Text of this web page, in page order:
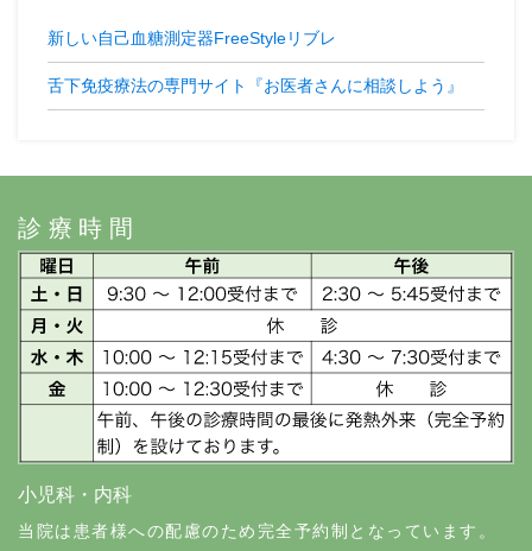
新しい自己血糖測定器FreeStyleリブレ
舌下免疫療法の専門サイト『お医者さんに相談しよう』
診療時間
小児科・内科
当院は患者様への配慮のため完全予約制となっています。